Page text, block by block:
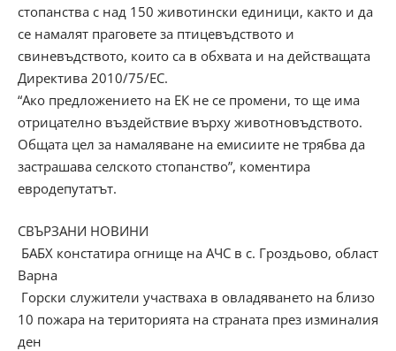
стопанства с над 150 животински единици, както и да
се намалят праговете за птицевъдството и
свиневъдството, които са в обхвата и на действащата
Директива 2010/75/ЕС.
“Ако предложението на ЕК не се промени, то ще има
отрицателно въздействие върху животновъдството.
Общата цел за намаляване на емисиите не трябва да
застрашава селското стопанство”, коментира
евродепутатът.
СВЪРЗАНИ НОВИНИ
БАБХ констатира огнище на АЧС в с. Гроздьово, област
Варна
Горски служители участваха в овладяването на близо
10 пожара на територията на страната през изминалия
ден